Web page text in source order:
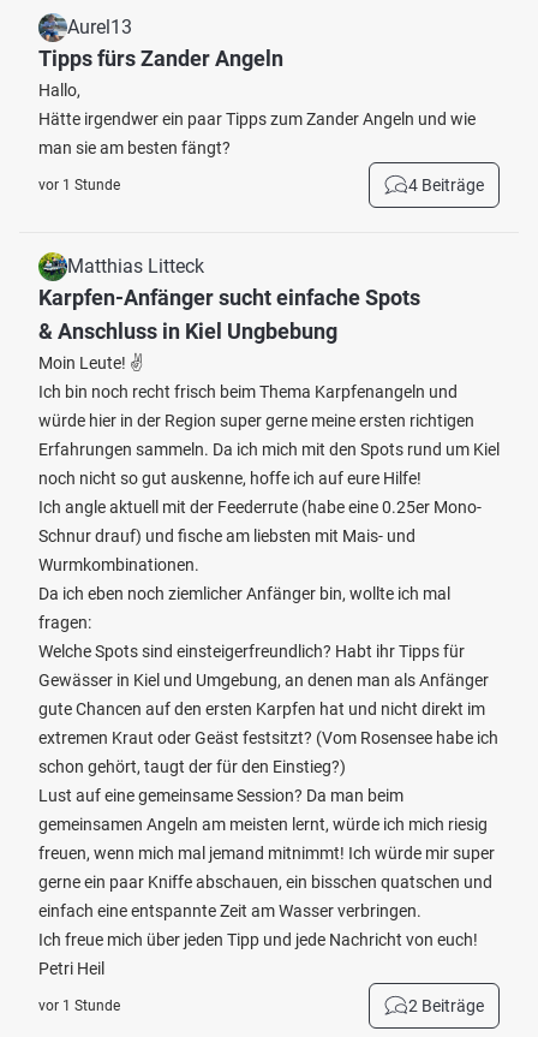
Aurel13
Tipps fürs Zander Angeln
Hallo,
Hätte irgendwer ein paar Tipps zum Zander Angeln und wie
man sie am besten fängt?
vor 1 Stunde 4 Beiträge
Matthias Litteck
Karpfen-Anfänger sucht einfache Spots
& Anschluss in Kiel Ungbebung
Moin Leute! ✌️
Ich bin noch recht frisch beim Thema Karpfenangeln und
würde hier in der Region super gerne meine ersten richtigen
Erfahrungen sammeln. Da ich mich mit den Spots rund um Kiel
noch nicht so gut auskenne, hoffe ich auf eure Hilfe!
Ich angle aktuell mit der Feederrute (habe eine 0.25er Mono-
Schnur drauf) und fische am liebsten mit Mais- und
Wurmkombinationen.
Da ich eben noch ziemlicher Anfänger bin, wollte ich mal
fragen:
Welche Spots sind einsteigerfreundlich? Habt ihr Tipps für
Gewässer in Kiel und Umgebung, an denen man als Anfänger
gute Chancen auf den ersten Karpfen hat und nicht direkt im
extremen Kraut oder Geäst festsitzt? (Vom Rosensee habe ich
schon gehört, taugt der für den Einstieg?)
Lust auf eine gemeinsame Session? Da man beim
gemeinsamen Angeln am meisten lernt, würde ich mich riesig
freuen, wenn mich mal jemand mitnimmt! Ich würde mir super
gerne ein paar Kniffe abschauen, ein bisschen quatschen und
einfach eine entspannte Zeit am Wasser verbringen.
Ich freue mich über jeden Tipp und jede Nachricht von euch!
Petri Heil
vor 1 Stunde 2 Beiträge